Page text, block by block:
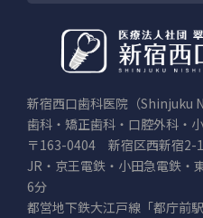
新宿西口歯科医院（Shinjuku
歯科・矯正歯科・口腔外科・
〒163-0404 新宿区西新宿2-
JR・京王電鉄・小田急電鉄・
6分
都営地下鉄大江戸線「都庁前